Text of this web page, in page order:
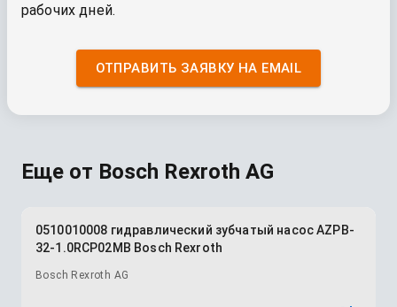
рабочих дней.
ОТПРАВИТЬ ЗАЯВКУ НА EMAIL
Еще от Bosch Rexroth AG
0510010008 гидравлический зубчатый насос AZPB-
32-1.0RCP02MB Bosch Rexroth
Bosch Rexroth AG